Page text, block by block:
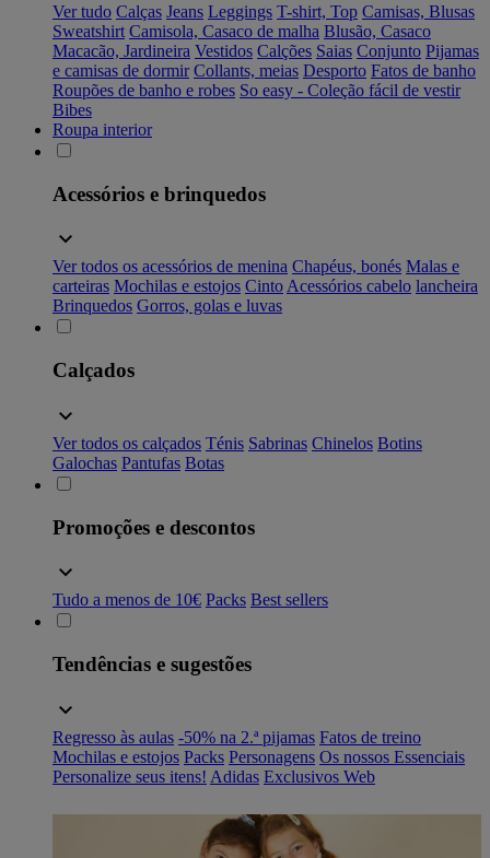
Ver tudo Calças Jeans Leggings T-shirt, Top Camisas, Blusas
Sweatshirt Camisola, Casaco de malha Blusão, Casaco
Macacão, Jardineira Vestidos Calções Saias Conjunto Pijamas
e camisas de dormir Collants, meias Desporto Fatos de banho
Roupões de banho e robes So easy - Coleção fácil de vestir
Bibes
Roupa interior
Acessórios e brinquedos
Ver todos os acessórios de menina Chapéus, bonés Malas e
carteiras Mochilas e estojos Cinto Acessórios cabelo lancheira
Brinquedos Gorros, golas e luvas
Calçados
Ver todos os calçados Ténis Sabrinas Chinelos Botins
Galochas Pantufas Botas
Promoções e descontos
Tudo a menos de 10€ Packs Best sellers
Tendências e sugestões
Regresso às aulas -50% na 2.ª pijamas Fatos de treino
Mochilas e estojos Packs Personagens Os nossos Essenciais
Personalize seus itens! Adidas Exclusivos Web